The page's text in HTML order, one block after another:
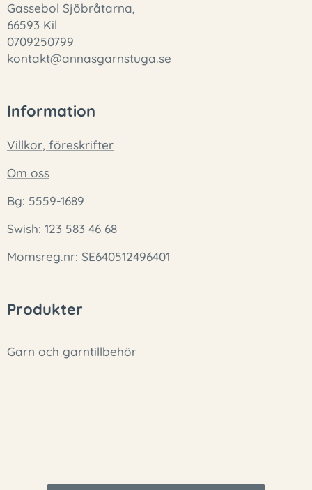
Gassebol Sjöbråtarna,
66593 Kil
0709250799
kontakt@annasgarnstuga.se
Information
Villkor, föreskrifter
Om oss
Bg: 5559-1689
Swish: 123 583 46 68
Momsreg.nr: SE640512496401
Produkter
Garn och garntillbehör